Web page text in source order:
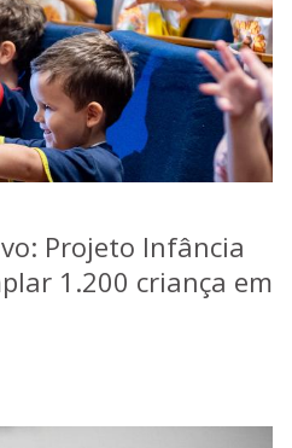
Projeto Infância
1.200 criança em